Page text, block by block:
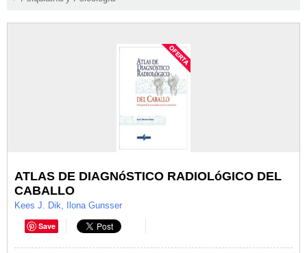
ATLAS DE DIAGNóSTICO RADIOLóGICO DEL
CABALLO
Kees J. Dik, Ilona Gunsser
Save